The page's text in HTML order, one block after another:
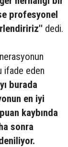
profesyonel
dedi.
ifade eden
burada
en iyi
kaybında
sonra